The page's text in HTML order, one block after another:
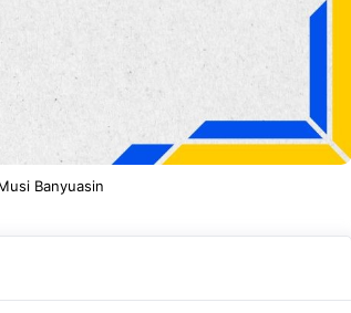
Banyuasin